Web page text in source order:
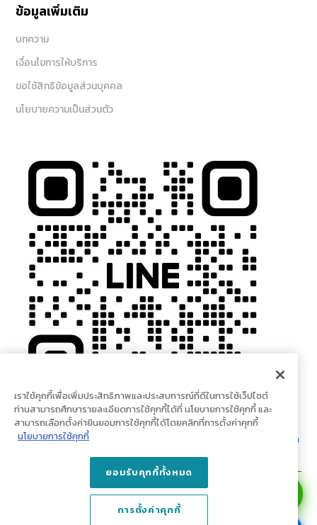
ข้อมูลเพิ่มเติม
บทความ
เงื่อนไขการให้บริการ
ขอใช้สิทธิข้อมูลส่วนบุคคล
นโยบายความเป็นส่วนตัว
© Copyright 2023 doodeco.com. All Rights Reserved.
เราใช้คุกกี้เพื่อเพิ่มประสิทธิภาพและประสบการณ์ที่ดีในการใช้เว็ปไซต์
ท่านสามารถศึกษารายละเอียดการใช้คุกกี้ได้ที่ นโยบายการใช้คุกกี้ และ
สามารถเลือกตั้งค่ายินยอมการใช้คุกกี้ได้โดยคลิกที่การตั้งค่าคุกกี้
นโยบายการใช้คุกกี้
ยอมรับคุกกี้ทั้งหมด
การตั้งค่าคุกกี้